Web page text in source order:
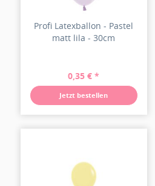
Profi Latexballon - Pastel
matt lila - 30cm
0,35 € *
Jetzt bestellen